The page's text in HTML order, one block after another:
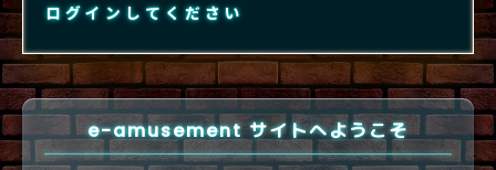
ログインしてください
e-amusement サイトへようこそ